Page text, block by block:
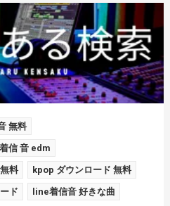
無料
着信 音 edm
料 kpop ダウンロード 無料
ド line着信音 好きな曲